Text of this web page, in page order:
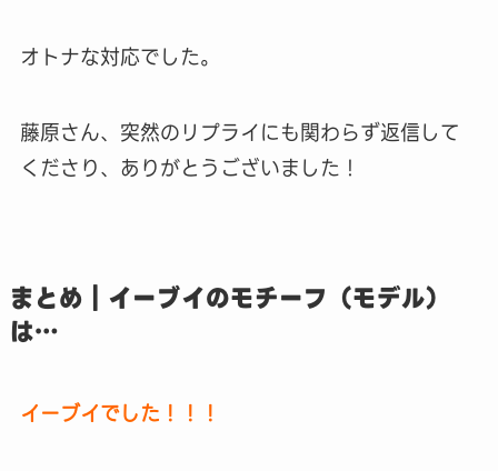
オトナな対応でした。
藤原さん、突然のリプライにも関わらず返信して
くださり、ありがとうございました！
まとめ｜イーブイのモチーフ（モデル）
は…
イーブイでした！！！